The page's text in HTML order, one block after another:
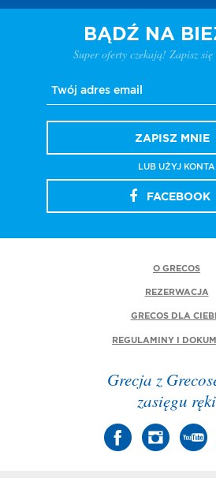
BĄDŹ NA
Super oferty czekają! Zapisz
ZAPISZ MNIE
LUB UŻYJ KONTA
FACEBOOK
O GRECOS
REZERWACJA
GRECOS DLA
REGULAMINY I
Grecja z
zasięgu ręki